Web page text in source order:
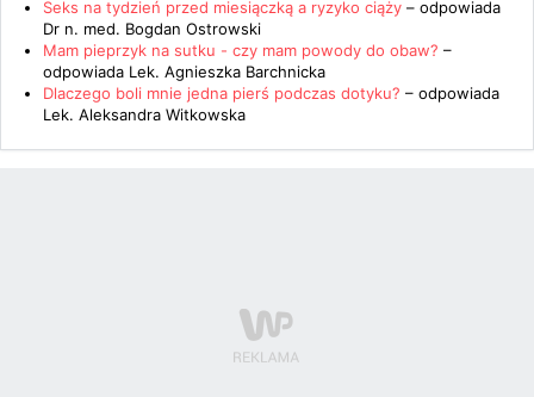
Seks na tydzień przed miesiączką a ryzyko ciąży – odpowiada
Dr n. med. Bogdan Ostrowski
Mam pieprzyk na sutku - czy mam powody do obaw? –
odpowiada Lek. Agnieszka Barchnicka
Dlaczego boli mnie jedna pierś podczas dotyku? – odpowiada
Lek. Aleksandra Witkowska